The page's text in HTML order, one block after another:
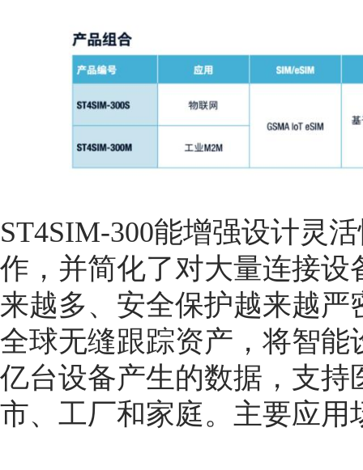
ST4SIM-300能增强设计灵
作，并简化了对大量连接
来越多、安全保护越来越严
全球无缝跟踪资产，将智
亿台设备产生的数据，支
市、工厂和家庭。主要应用